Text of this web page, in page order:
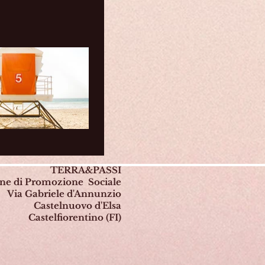
TERRA&PASSI
di Promozione Sociale
Via Gabriele d'Annunzio
Castelnuovo d'Elsa
Castelfiorentino (FI)